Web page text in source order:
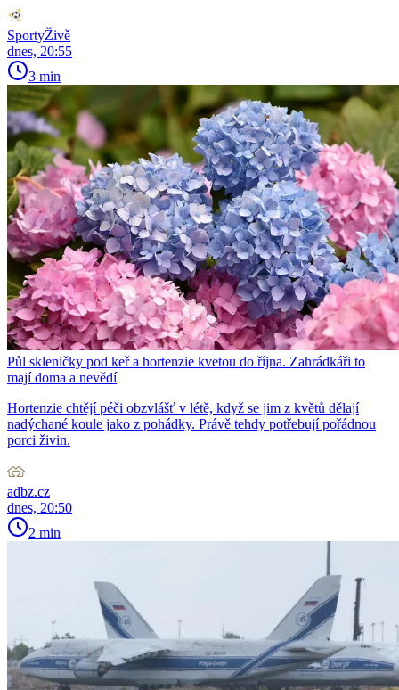
SportyŽivě
dnes, 20:55
3 min
Půl skleničky pod keř a hortenzie kvetou do října. Zahrádkáři to
mají doma a nevědí
Hortenzie chtějí péči obzvlášť v létě, když se jim z květů dělají
nadýchané koule jako z pohádky. Právě tehdy potřebují pořádnou
porci živin.
adbz.cz
dnes, 20:50
2 min